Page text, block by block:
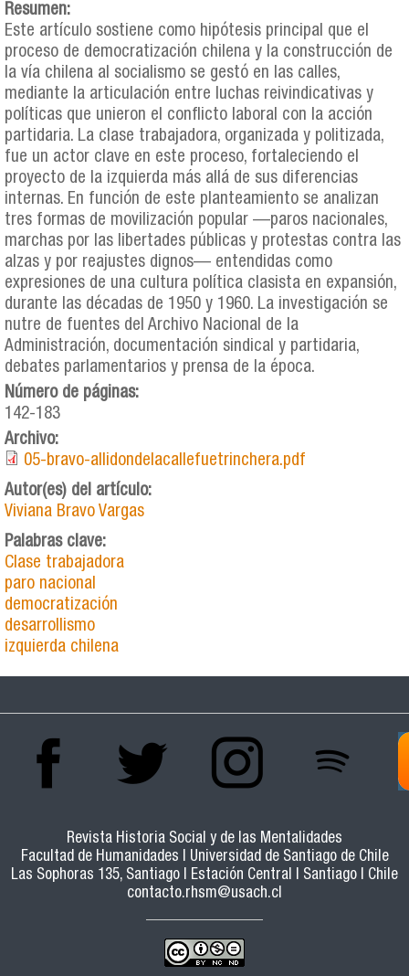
Resumen:
Este artículo sostiene como hipótesis principal que el
proceso de democratización chilena y la construcción de
la vía chilena al socialismo se gestó en las calles,
mediante la articulación entre luchas reivindicativas y
políticas que unieron el conflicto laboral con la acción
partidaria. La clase trabajadora, organizada y politizada,
fue un actor clave en este proceso, fortaleciendo el
proyecto de la izquierda más allá de sus diferencias
internas. En función de este planteamiento se analizan
tres formas de movilización popular —paros nacionales,
marchas por las libertades públicas y protestas contra las
alzas y por reajustes dignos— entendidas como
expresiones de una cultura política clasista en expansión,
durante las décadas de 1950 y 1960. La investigación se
nutre de fuentes del Archivo Nacional de la
Administración, documentación sindical y partidaria,
debates parlamentarios y prensa de la época.
Número de páginas:
142-183
Archivo:
05-bravo-allidondelacallefuetrinchera.pdf
Autor(es) del artículo:
Viviana Bravo Vargas
Palabras clave:
Clase trabajadora
paro nacional
democratización
desarrollismo
izquierda chilena
Revista Historia Social y de las Mentalidades
Facultad de Humanidades | Universidad de Santiago de Chile
Las Sophoras 135, Santiago | Estación Central | Santiago | Chile
contacto.rhsm@usach.cl